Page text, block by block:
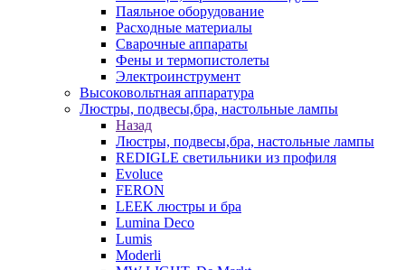
Паяльное оборудование
Расходные материалы
Сварочные аппараты
Фены и термопистолеты
Электроинструмент
Высоковольтная аппаратура
Люстры, подвесы,бра, настольные лампы
Назад
Люстры, подвесы,бра, настольные лампы
REDIGLE светильники из профиля
Evoluce
FERON
LEEK люстры и бра
Lumina Deco
Lumis
Moderli